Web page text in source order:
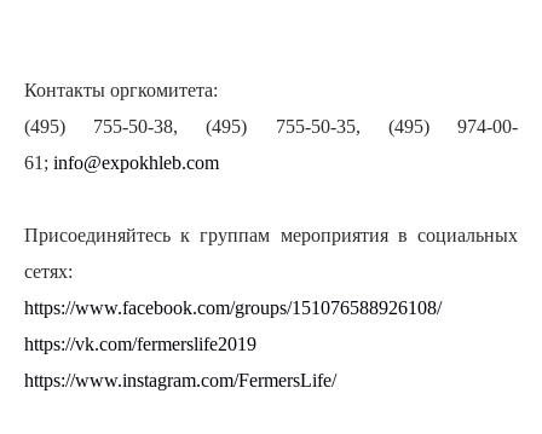
Контакты оргкомитета:
(495) 755-50-38, (495) 755-50-35, (495) 974-00-
61; info@expokhleb.com
Присоединяйтесь к группам мероприятия в социальных
сетях:
https://www.facebook.com/groups/151076588926108/
https://vk.com/fermerslife2019
https://www.instagram.com/FermersLife/